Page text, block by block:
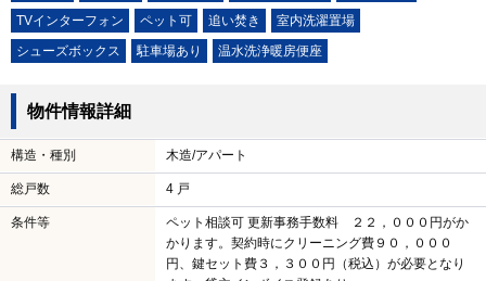
TVインターフォン
ペット可 追い焚き
室内洗濯置場
シューズボックス
駐車場あり 温水洗浄暖房便座
物件情報詳細
構造・種別 木造/アパート
総戸数 4 戸
条件等
ペット相談可 更新事務手数料 ２２，０００円がか
かります。契約時にクリーニング費９０，０００
円、鍵セット費３，３００円（税込）が必要となり